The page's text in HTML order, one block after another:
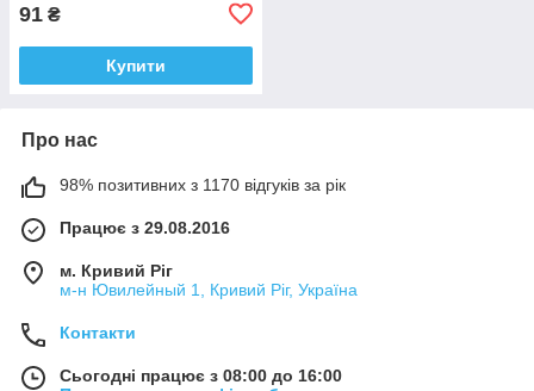
91 ₴
Купити
Про нас
98% позитивних з 1170 відгуків за рік
Працює з 29.08.2016
м. Кривий Ріг
м-н Ювилейный 1, Кривий Ріг, Україна
Контакти
Сьогодні працює з 08:00 до 16:00